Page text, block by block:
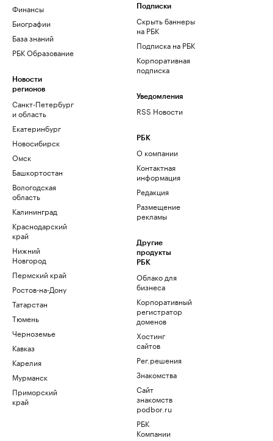
Финансы
Биографии
База знаний
РБК Образование
Новости
регионов
Санкт-Петербург
и область
Екатеринбург
Новосибирск
Омск
Башкортостан
Вологодская
область
Калининград
Краснодарский
край
Нижний
Новгород
Пермский край
Ростов-на-Дону
Татарстан
Тюмень
Черноземье
Кавказ
Карелия
Мурманск
Приморский
край
Подписки
Скрыть баннеры
на РБК
Подписка на РБК
Корпоративная
подписка
Уведомления
RSS Новости
РБК
О компании
Контактная
информация
Редакция
Размещение
рекламы
Другие
продукты
РБК
Облако для
бизнеса
Корпоративный
регистратор
доменов
Хостинг
сайтов
Рег.решения
Знакомства
Сайт
знакомств
podbor.ru
РБК
Компании